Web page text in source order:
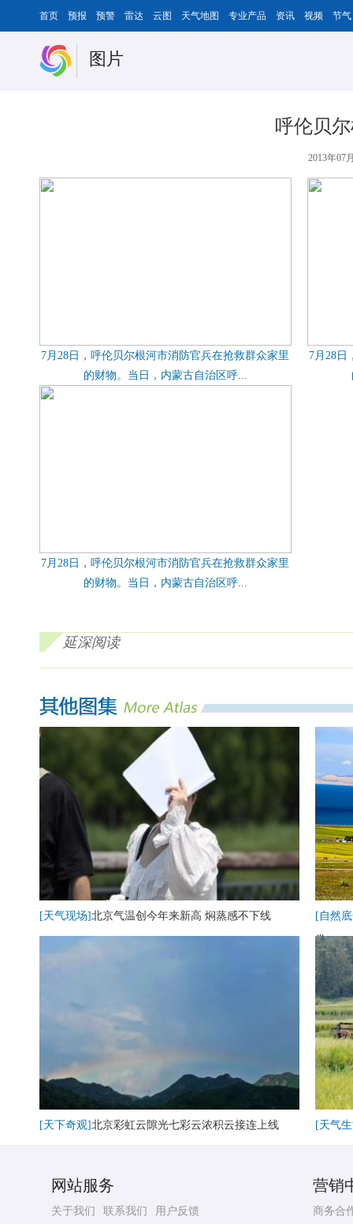
首页 预报 预警 雷达 云图 天气地图 专业产品 资讯 视频 节气
图片
呼伦贝
2013年07
7月28日，呼伦贝尔根河市消防官兵在抢救群众家里
的财物。当日，内蒙古自治区呼...
7月28日
7月28日，呼伦贝尔根河市消防官兵在抢救群众家里
的财物。当日，内蒙古自治区呼...
延深阅读
[天气现场]北京气温创今年来新高 焖蒸感不下线
[自然
卷
[天下奇观]北京彩虹云隙光七彩云浓积云接连上线 [天气
网站服务
关于我们 联系我们
用户反馈
营销
商务合